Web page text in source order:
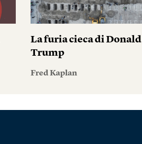
La furia cieca di Donald
Trump
Fred Kaplan